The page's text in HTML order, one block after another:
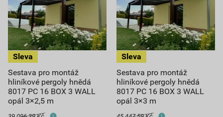
Sestava pro montáž
hliníkové pergoly hnědá
8017 PC 16 BOX 3 WALL
opál 3×2,5 m
Sestava pro montáž
hliníkové pergoly hnědá
8017 PC 16 BOX 3 WALL
opál 3×3 m